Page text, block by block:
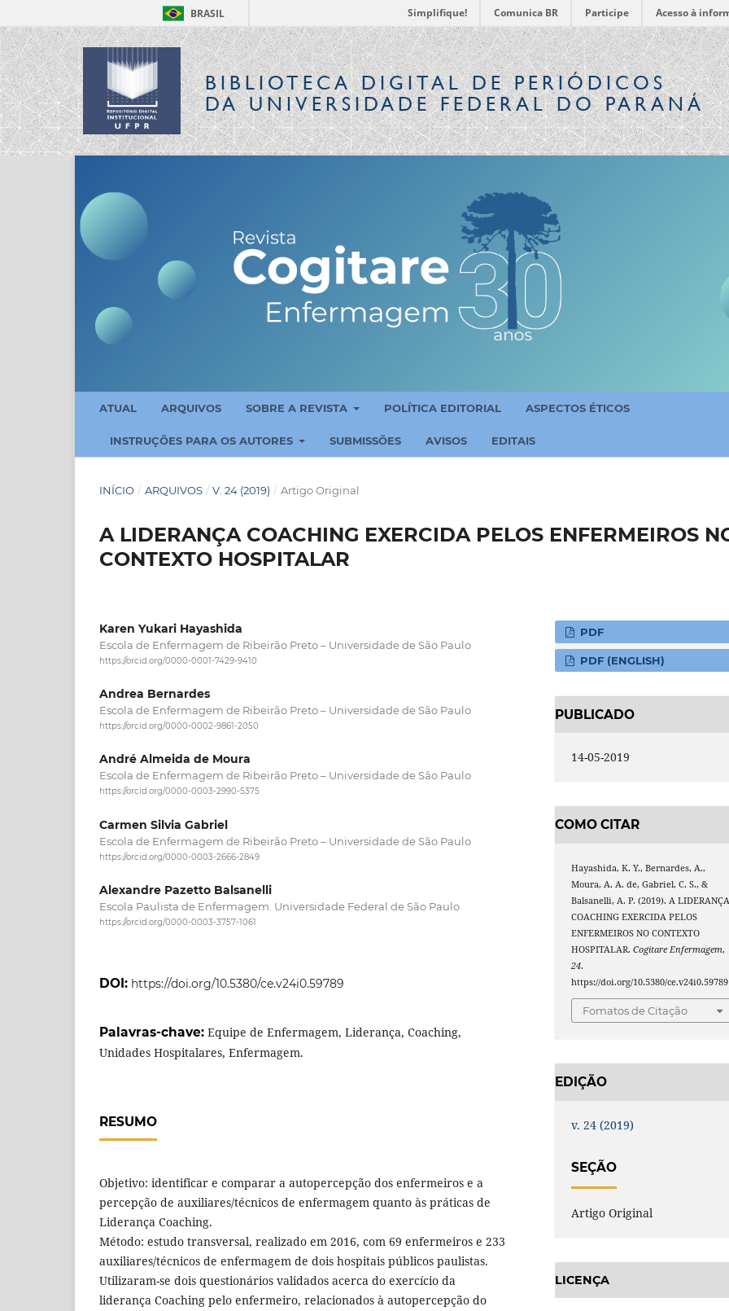
BRASIL Simplifique! Comunica BR Participe Acesso à
BIBLIOTECA DIGITALDE PERIÓDICOS
DA UNIVERSIDADE FEDERAL DO PARANÁ
ATUAL ARQUIVOS SOBRE A REVISTA POLÍTICA EDITORIAL ASPECTOS ÉTICOS
INSTRUÇÕES PARA OS AUTORES SUBMISSÕES AVISOS EDITAIS
INÍCIO / ARQUIVOS / V. 24 (2019) / Artigo Original
A LIDERANÇA COACHING EXERCIDA PELOS ENFERMEIROS
CONTEXTO HOSPITALAR
Karen Yukari Hayashida
Escola de Enfermagem de Ribeirão Preto – Universidade de São Paulo
https://orcid.org/0000-0001-7429-9410
Andrea Bernardes
Escola de Enfermagem de Ribeirão Preto – Universidade de São Paulo
https://orcid.org/0000-0002-9861-2050
André Almeida de Moura
Escola de Enfermagem de Ribeirão Preto – Universidade de São Paulo
https://orcid.org/0000-0003-2990-5375
Carmen Silvia Gabriel
Escola de Enfermagem de Ribeirão Preto – Universidade de São Paulo
https://orcid.org/0000-0003-2666-2849
Alexandre Pazetto Balsanelli
Escola Paulista de Enfermagem. Universidade Federal de São Paulo
https://orcid.org/0000-0003-3757-1061
DOI: https://doi.org/10.5380/ce.v24i0.59789
Palavras-chave: Equipe de Enfermagem, Liderança, Coaching,
Unidades Hospitalares, Enfermagem.
RESUMO
Objetivo: identificar e comparar a autopercepção dos enfermeiros e a
percepção de auxiliares/técnicos de enfermagem quanto às práticas de
Liderança Coaching.
Método: estudo transversal, realizado em 2016, com 69 enfermeiros e 233
auxiliares/técnicos de enfermagem de dois hospitais públicos paulistas.
Utilizaram-se dois questionários validados acerca do exercício da
liderança Coaching pelo enfermeiro, relacionados à autopercepção do
PDF
PDF (ENGLISH)
PUBLICADO
14-05-2019
COMO CITAR
Hayashida, K. Y., Bernardes, A.,
Moura, A. A. de, Gabriel, C. S., &
Balsanelli, A. P. (2019). A LIDERANÇA
COACHING EXERCIDA PELOS
ENFERMEIROS NO CONTEXTO
HOSPITALAR.Cogitare Enfermagem,
24.
https://doi.org/10.5380/ce.v24i0.59789
Fomatos de Citação
EDIÇÃO
v. 24 (2019)
SEÇÃO
Artigo Original
LICENÇA